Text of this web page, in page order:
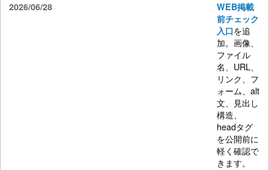
2026/06/28
WEB掲載
前チェック
入口を追
加。画像、
ファイル
名、URL、
リンク、フ
ォーム、alt
文、見出し
構造、
headタグ
を公開前に
軽く確認で
きます。